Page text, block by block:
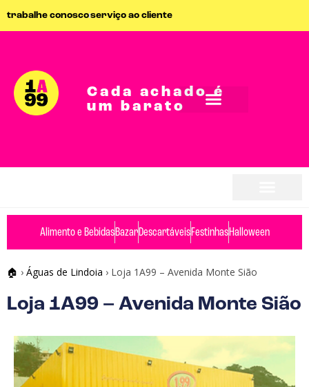
trabalhe conoscoserviço ao cliente
Cada achado é
um barato
Alimento e BebidasBazarDescartáveisFestinhasHalloween
🏠 › Águas de Lindoia › Loja 1A99 – Avenida Monte Sião
Loja 1A99 – Avenida Monte Sião